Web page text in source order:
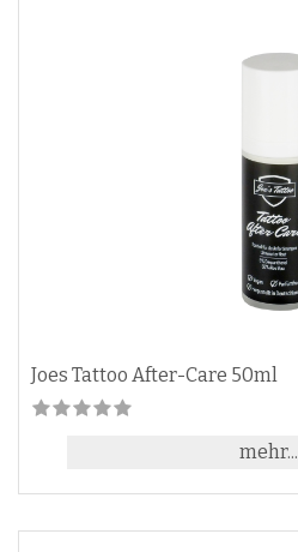
Joes Tattoo After-Care 50ml
mehr...